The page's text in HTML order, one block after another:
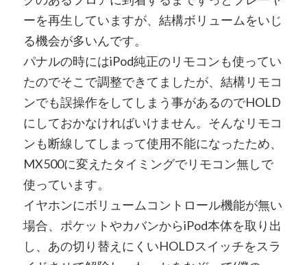
ーを再生していますが、結構ボリュームをいじ
る機会が多いんです。
パナルの時にはiPod純正のリモコンも使ってい
たのでそこで調整できてましたが、結構リモコ
ンでも誤操作をしてしまう事があるのでHOLD
にしておかなければいけません。そんなリモコ
ンも断線してしまって使用不能になったため、
MX500に変えたタイミングでリモコン無しで
使っています。
イヤホンにボリュームコントロール機能が無い
場合、ポケットやカバンからiPod本体を取り出
し、あの切り替えにくいHOLDスイッチをスラ